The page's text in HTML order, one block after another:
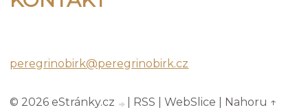
peregrinobirk@peregrinobirk.cz
© 2026 eStránky.cz RSS |WebSlice Nahoru ↑